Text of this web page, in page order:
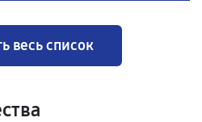
весь список